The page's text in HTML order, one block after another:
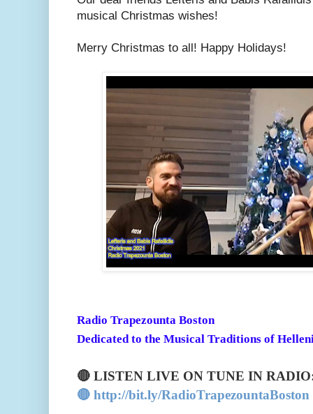
musical Christmas wishes!
Merry Christmas to all! Happy Holidays!
Radio Trapezounta Boston
Dedicated to the Musical Traditions of
🔴 LISTEN LIVE ON TUNE IN
🔴 http://bit.ly/RadioTrapezountaBoston